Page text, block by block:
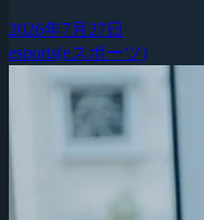
2026年7月27日
esports(eスポーツ)